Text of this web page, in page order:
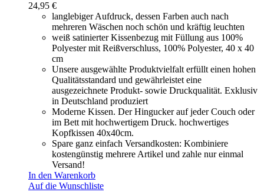
24,95 €
langlebiger Aufdruck, dessen Farben auch nach
mehreren Wäschen noch schön und kräftig leuchten
weiß satinierter Kissenbezug mit Füllung aus 100%
Polyester mit Reißverschluss, 100% Polyester, 40 x 40
cm
Unsere ausgewählte Produktvielfalt erfüllt einen hohen
Qualitätsstandard und gewährleistet eine
ausgezeichnete Produkt- sowie Druckqualität. Exklusiv
in Deutschland produziert
Moderne Kissen. Der Hingucker auf jeder Couch oder
im Bett mit hochwertigem Druck. hochwertiges
Kopfkissen 40x40cm.
Spare ganz einfach Versandkosten: Kombiniere
kostengünstig mehrere Artikel und zahle nur einmal
Versand!
In den Warenkorb
Auf die Wunschliste